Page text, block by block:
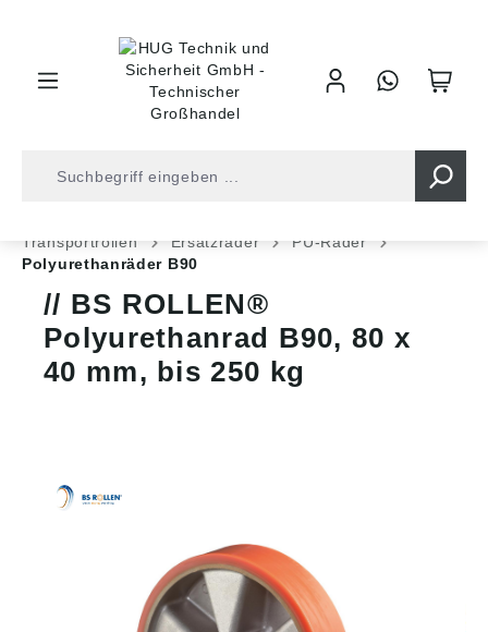
Transportrollen
Ersatzräder
PU-Räder
Polyurethanräder B90
BS ROLLEN®
Polyurethanrad B90, 80 x
40 mm, bis 250 kg